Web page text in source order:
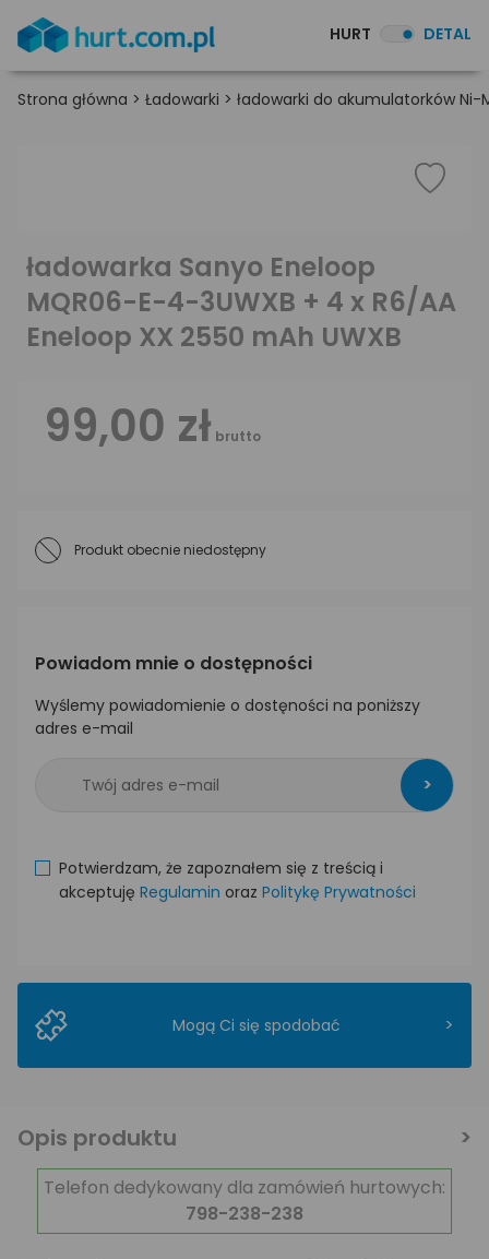
HURT DETAL
Strona główna > Ładowarki > ładowarki do akumulatorków Ni-
ładowarka Sanyo Eneloop
MQR06-E-4-3UWXB + 4 x R6/AA
Eneloop XX 2550 mAh UWXB
99,00 zł brutto
Produkt obecnie niedostępny
Powiadom mnie o dostępności
Wyślemy powiadomienie o dostęności na poniższy
adres e-mail
>
Potwierdzam, że zapoznałem się z treścią i
akceptuję Regulamin oraz Politykę Prywatności
Mogą Ci się spodobać >
Opis produktu
Telefon dedykowany dla zamówień hurtowych:
798-238-238